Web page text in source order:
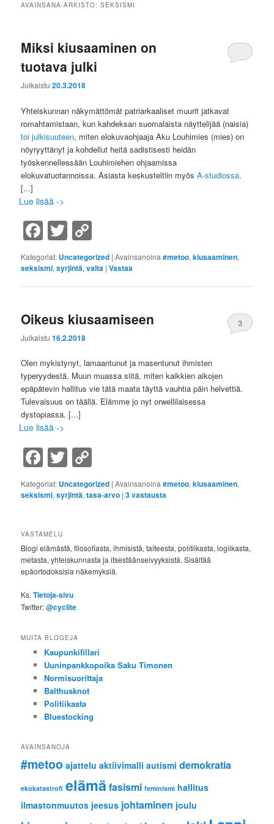
AVAINSANA-ARKISTO:SEKSISMI
Miksi kiusaaminen on
tuotava julki
Julkaistu20.3.2018
Yhteiskunnan näkymättömät patriarkaaliset muurit jatkavat
romahtamistaan, kun kahdeksan suomalaista näyttelijää (naisia)
toi julkisuuteen, miten elokuvaohjaaja Aku Louhimies (mies) on
nöyryyttänyt ja kohdellut heitä sadistisesti heidän
työskennellessään Louhimiehen ohjaamissa
elokuvatuotannoissa. Asiasta keskusteltiin myösA-studiossa.
[...]
Lue lisää ->
Facebook
Twitter
Link
Kategoriat: Uncategorized |Avainsanoina #metoo,kiusaaminen,
seksismi,syrjintä,valta |Vastaa
Oikeus kiusaamiseen
Julkaistu16.2.2018
3
Olen mykistynyt, lamaantunut ja masentunut ihmisten
typeryydestä. Muun muassa siitä, miten kaikkien aikojen
epäpätevin hallitus vie tätä maata täyttä vauhtia päin helvettiä.
Tulevaisuus on täällä. Elämme jo nyt orwellilaisessa
dystopiassa.[...]
Lue lisää ->
Facebook
Twitter
Link
Kategoriat: Uncategorized |Avainsanoina #metoo,kiusaaminen,
seksismi,syrjintä,tasa-arvo |3vastausta
VASTAMELU
Blogi elämästä, filosofiasta, ihmisistä, taiteesta, politiikasta, logiikasta,
metasta, yhteiskunnasta ja itsestäänselvyyksistä. Sisältää
epäortodoksisia näkemyksiä.
Ks.Tietoja-sivu
Twitter:@cyclite
MUITA BLOGEJA
Kaupunkifillari
Uuninpankkopoika Saku Timonen
Normisuorittaja
Balthusknot
Politiikasta
Bluestocking
AVAINSANOJA
#metoo ajattelu aktiivimalli autismi demokratia
ekokatastrofi elämäfasismi feminismi hallitus
ilmastonmuutos jeesus johtaminen joulu